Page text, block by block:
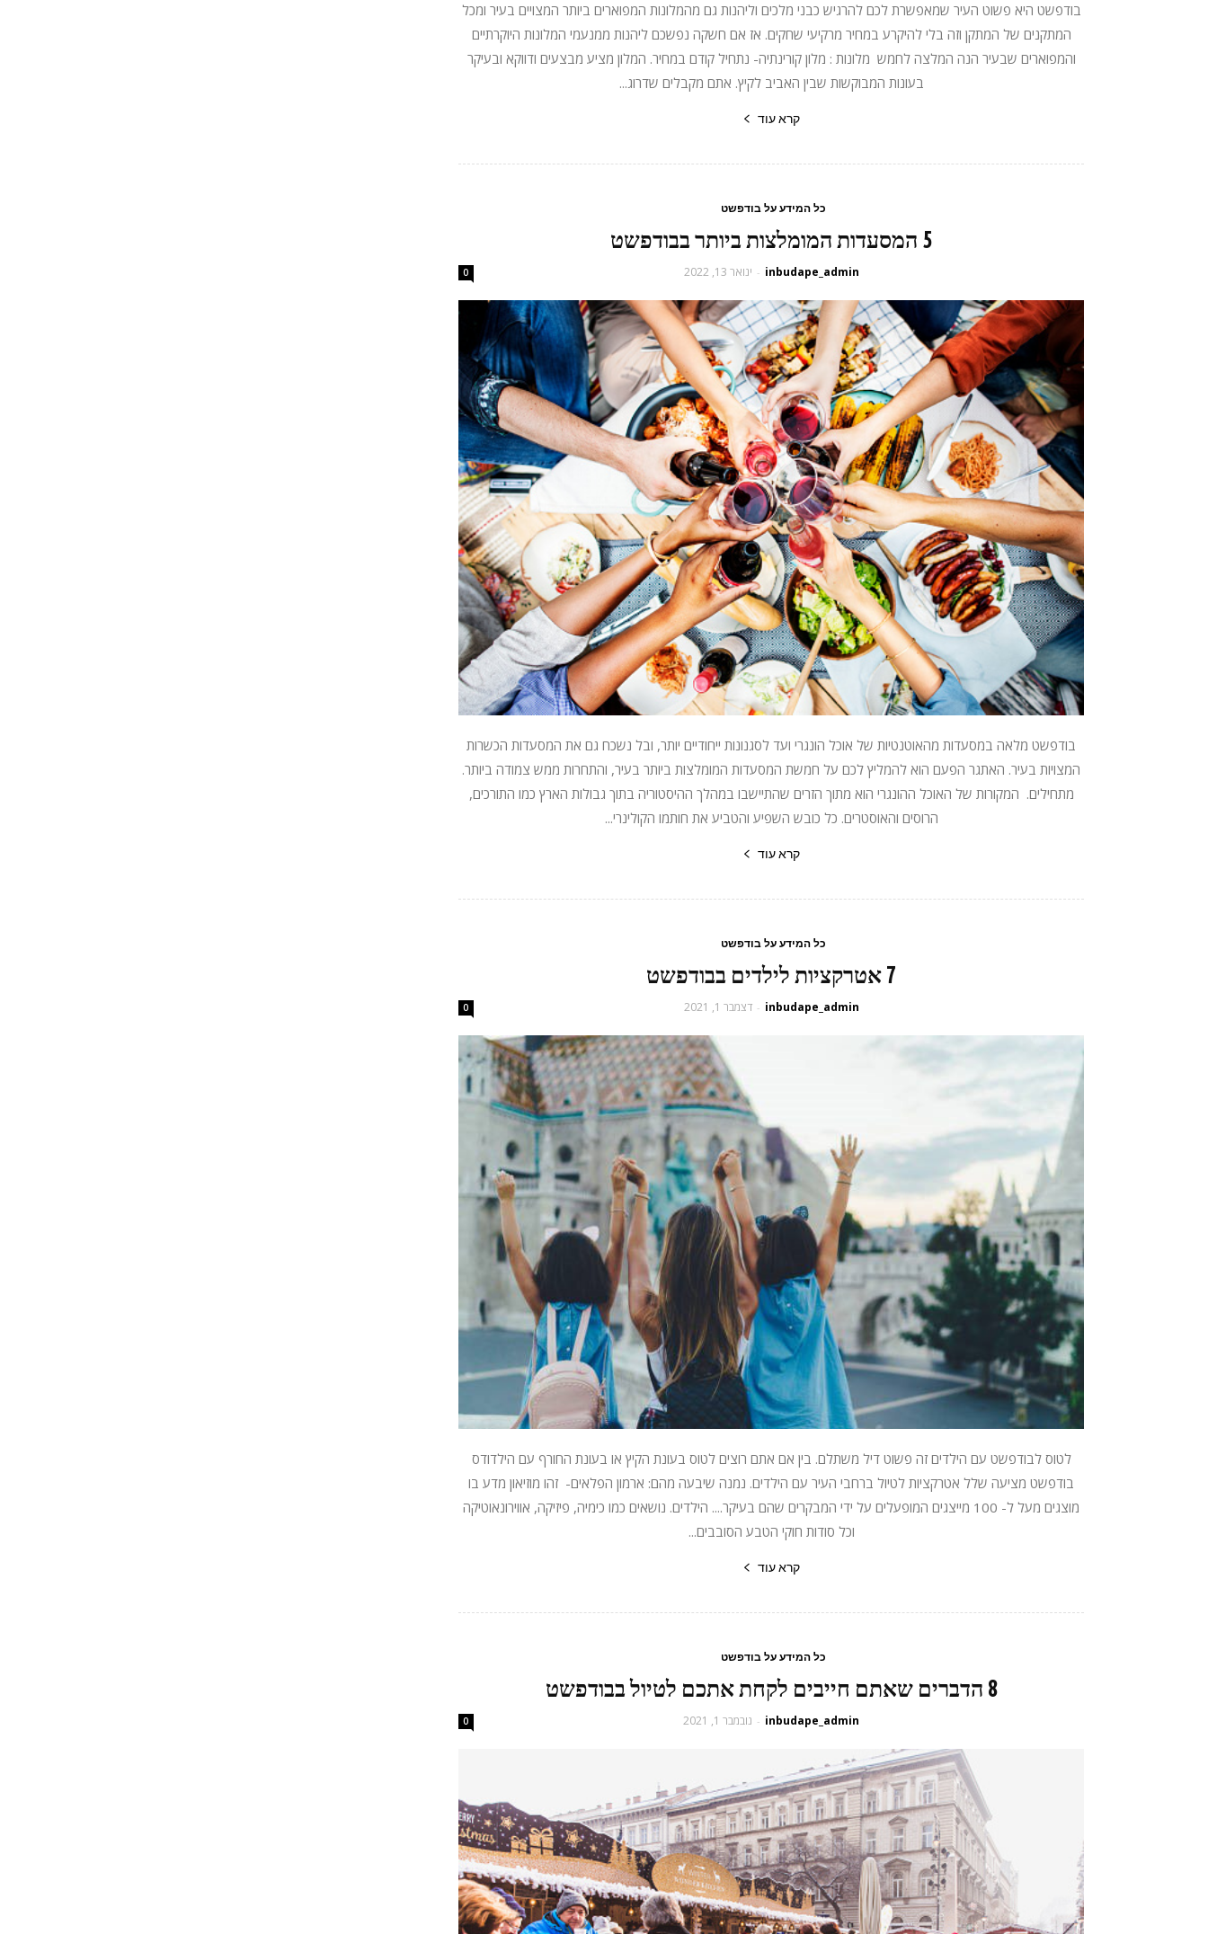
בודפשט היא פשוט העיר שמאפשרת לכם להרגיש כבני מלכים וליהנות גם מהמלונות המפוארים ביותר המצויים בעיר ומכל
המתקנים של המתקן וזה בלי להיקרע במחיר מרקיעי שחקים. אז אם חשקה נפשכם ליהנות ממנעמי המלונות היוקרתיים
והמפוארים שבעיר הנה המלצה לחמש מלונות : מלון קורינתיה- נתחיל קודם במחיר. המלון מציע מבצעים ודווקא ובעיקר
בעונות המבוקשות שבין האביב לקיץ. אתם מקבלים שדרוג...
קרא עוד
כל המידע על בודפשט
5 המסעדות המומלצות ביותר בבודפשט
inbudape_admin
- ינואר 13, 2022 0
בודפשט מלאה במסעדות מהאוטנטיות של אוכל הונגרי ועד לסגנונות ייחודיים יותר, ובל נשכח גם את המסעדות הכשרות
המצויות בעיר. האתגר הפעם הוא להמליץ לכם על חמשת המסעדות המומלצות ביותר בעיר, והתחרות ממש צמודה ביותר.
מתחילים. המקורות של האוכל ההונגרי הוא מתוך הזרים שהתיישבו במהלך ההיסטוריה בתוך גבולות הארץ כמו התורכים,
הרוסים והאוסטרים. כל כובש השפיע והטביע את חותמו הקולינרי...
קרא עוד
כל המידע על בודפשט
7 אטרקציות לילדים בבודפשט
inbudape_admin
- דצמבר 1, 2021 0
לטוס לבודפשט עם הילדים זה פשוט דיל משתלם. בין אם אתם רוצים לטוס בעונת הקיץ או בעונת החורף עם הילדודס
בודפשט מציעה שלל אטרקציות לטיול ברחבי העיר עם הילדים. נמנה שיבעה מהם: ארמון הפלאים- זהו מוזיאון מדע בו
מוצגים מעל ל- 100 מייצגים המופעלים על ידי המבקרים שהם בעיקר.... הילדים. נושאים כמו כימיה, פיזיקה, אווירונאוטיקה
וכל סודות חוקי הטבע הסובבים...
קרא עוד
כל המידע על בודפשט
8 הדברים שאתם חייבים לקחת אתכם לטיול בבודפשט
inbudape_admin
- נובמבר 1, 2021 0